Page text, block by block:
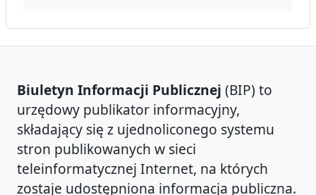
Biuletyn Informacji Publicznej (BIP) to
urzędowy publikator informacyjny,
składający się z ujednoliconego systemu
stron publikowanych w sieci
teleinformatycznej Internet, na których
zostaje udostępniona informacja publiczna.